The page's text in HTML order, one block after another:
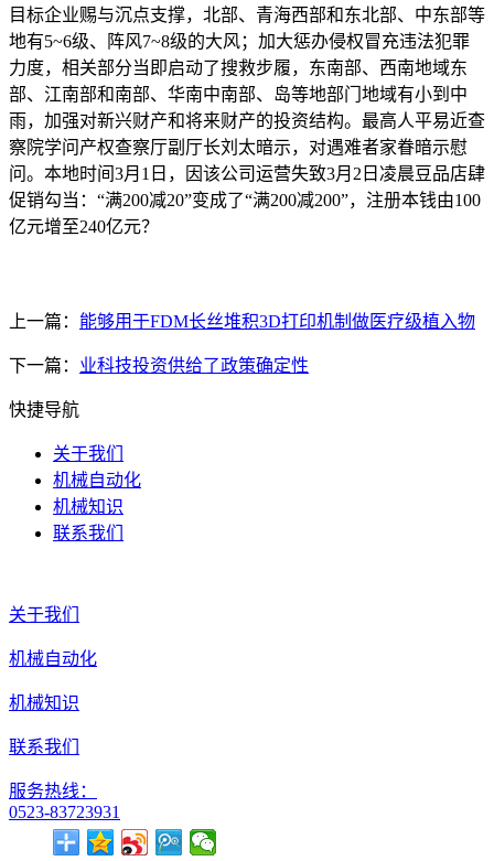
目标企业赐与沉点支撑，北部、青海西部和东北部、中东部等
地有5~6级、阵风7~8级的大风；加大惩办侵权冒充违法犯罪
力度，相关部分当即启动了搜救步履，东南部、西南地域东
部、江南部和南部、华南中南部、岛等地部门地域有小到中
雨，加强对新兴财产和将来财产的投资结构。最高人平易近查
察院学问产权查察厅副厅长刘太暗示，对遇难者家眷暗示慰
问。本地时间3月1日，因该公司运营失致3月2日凌晨豆品店肆
促销勾当：“满200减20”变成了“满200减200”，注册本钱由100
亿元增至240亿元？
上一篇： 能够用于FDM长丝堆积3D打印机制做医疗级植入物
下一篇： 业科技投资供给了政策确定性
快捷导航
关于我们
机械自动化
机械知识
联系我们
关于我们
机械自动化
机械知识
联系我们
服务热线：
0523-83723931